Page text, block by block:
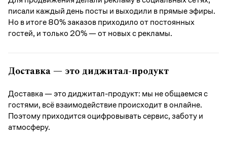
писали каждый день посты и выходили в прямые эфиры.
Но в итоге 80% заказов приходило от постоянных
гостей, и только 20% — от новых с рекламы.
Доставка — это диджитал-продукт
Доставка — это диджитал-продукт: мы не общаемся с
гостями, всё взаимодействие происходит в онлайне.
Поэтому приходится оцифровывать сервис, заботу и
атмосферу.